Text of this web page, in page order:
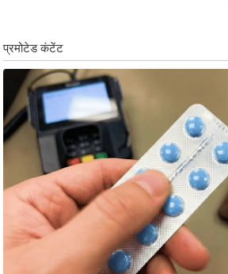
ल्म
स
मी
क्षा
B
i